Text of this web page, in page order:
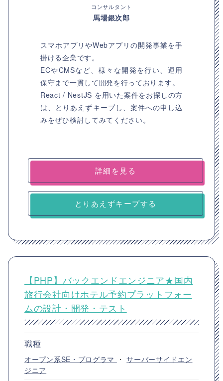
コンサルタント
馬場銀次郎
スマホアプリやWebアプリの開発事業を手
掛ける企業です。
ECやCMSなど、様々な開発を行い、運用
保守まで一貫して開発を行っております。
React / NestJS を用いた案件をお探しの方
は、とりあえずキープし、案件への申し込
みをぜひ検討してみてください。
詳細を見る
とりあえずキープする
【PHP】バックエンドエンジニア★国内
旅行会社向けホテル予約プラットフォー
ムの設計・開発・テスト
職種
オープン系SE・プログラマ ・サーバーサイドエン
ジニア